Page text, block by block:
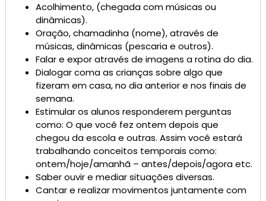
Acolhimento, (chegada com músicas ou
dinâmicas).
Oração, chamadinha (nome), através de
músicas, dinâmicas (pescaria e outros).
Falar e expor através de imagens a rotina do dia.
Dialogar coma as crianças sobre algo que
fizeram em casa, no dia anterior e nos finais de
semana.
Estimular os alunos responderem perguntas
como: O que você fez ontem depois que
chegou da escola e outras. Assim você estará
trabalhando conceitos temporais como:
ontem/hoje/amanhã – antes/depois/agora etc.
Saber ouvir e mediar situações diversas.
Cantar e realizar movimentos juntamente com